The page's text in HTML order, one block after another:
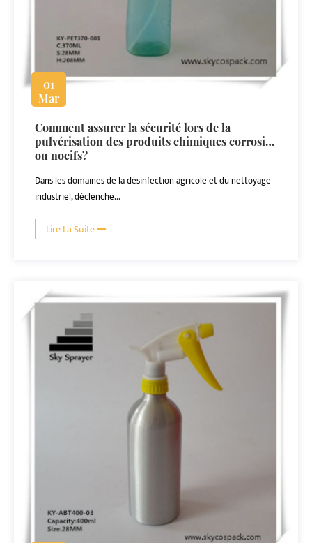
01
Mar
Comment assurer la sécurité lors de la
pulvérisation des produits chimiques corrosifs
ou nocifs?
Dans les domaines de la désinfection agricole et du nettoyage
industriel, déclenche...
Lire La Suite